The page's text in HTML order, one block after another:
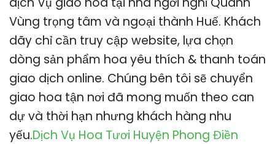
Vùng trọng tâm và ngoại thành Huế. Khách
dãy chỉ cần truy cập website, lựa chọn
dòng sản phẩm hoa yêu thích & thanh toán
giao dịch online. Chúng bên tôi sẽ chuyển
giao hoa tận nơi đã mong muốn theo can
dự và thời hạn nhưng khách hàng nhu
yếu.Dịch Vụ Hoa Tươi Huyện Phong Điền